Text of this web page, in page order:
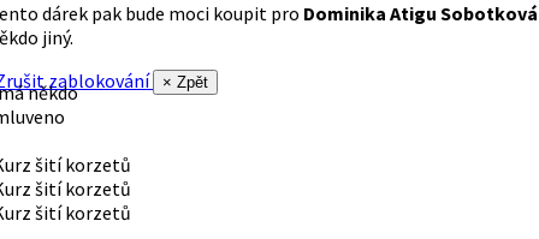
dárek pak bude moci koupit pro Dominika Atigu Sobotková
jiný.
zablokování
× Zpět
někdo